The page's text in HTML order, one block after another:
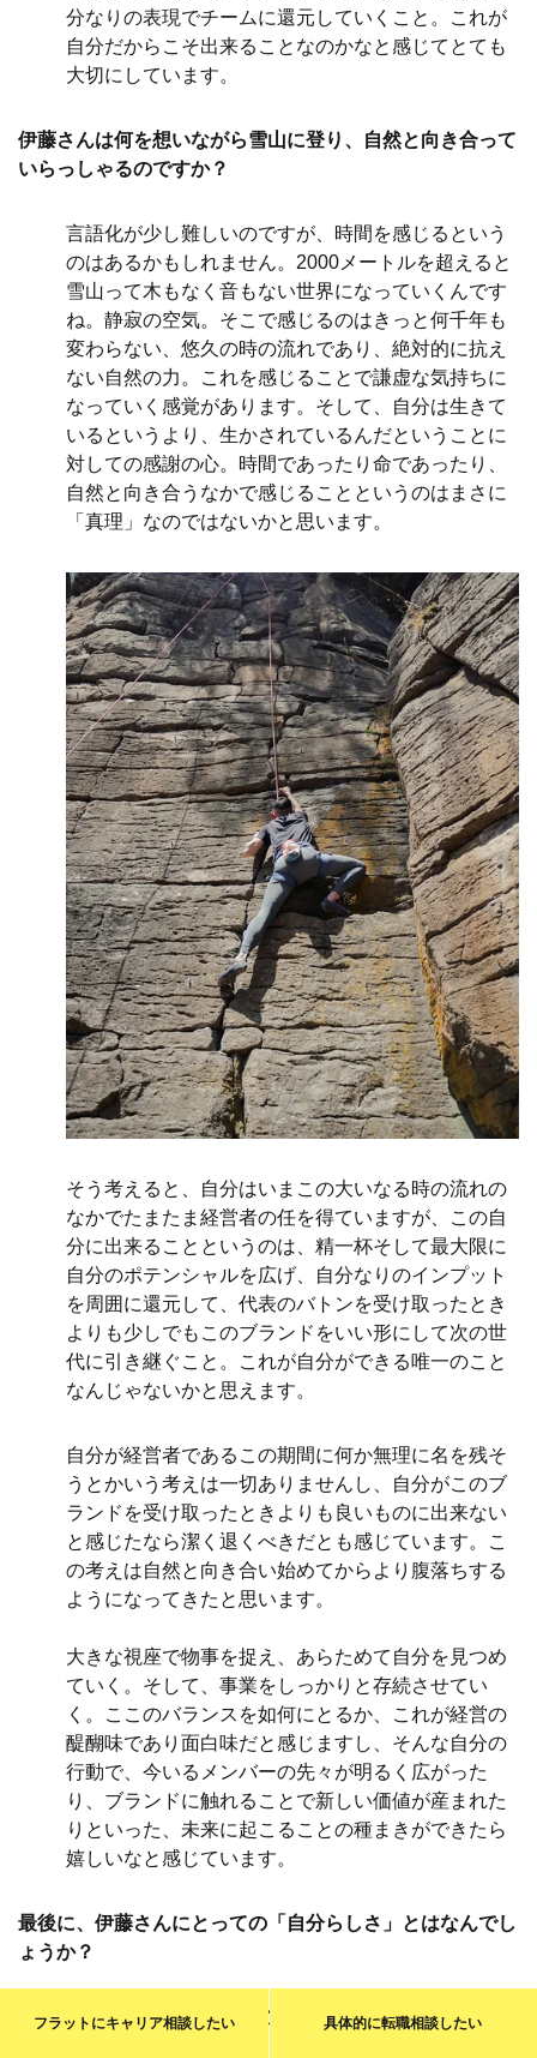
フラットにキャリア相談したい 具体的に転職相談したい
分なりの表現でチームに還元していくこと。これが
自分だからこそ出来ることなのかなと感じてとても
大切にしています。
伊藤さんは何を想いながら雪山に登り、自然と向き合って
いらっしゃるのですか？
言語化が少し難しいのですが、時間を感じるという
のはあるかもしれません。2000メートルを超えると
雪山って木もなく音もない世界になっていくんです
ね。静寂の空気。そこで感じるのはきっと何千年も
変わらない、悠久の時の流れであり、絶対的に抗え
ない自然の力。これを感じることで謙虚な気持ちに
なっていく感覚があります。そして、自分は生きて
いるというより、生かされているんだということに
対しての感謝の心。時間であったり命であったり、
自然と向き合うなかで感じることというのはまさに
「真理」なのではないかと思います。
そう考えると、自分はいまこの大いなる時の流れの
なかでたまたま経営者の任を得ていますが、この自
分に出来ることというのは、精一杯そして最大限に
自分のポテンシャルを広げ、自分なりのインプット
を周囲に還元して、代表のバトンを受け取ったとき
よりも少しでもこのブランドをいい形にして次の世
代に引き継ぐこと。これが自分ができる唯一のこと
なんじゃないかと思えます。
自分が経営者であるこの期間に何か無理に名を残そ
うとかいう考えは一切ありませんし、自分がこのブ
ランドを受け取ったときよりも良いものに出来ない
と感じたなら潔く退くべきだとも感じています。こ
の考えは自然と向き合い始めてからより腹落ちする
ようになってきたと思います。
大きな視座で物事を捉え、あらためて自分を見つめ
ていく。そして、事業をしっかりと存続させてい
く。ここのバランスを如何にとるか、これが経営の
醍醐味であり面白味だと感じますし、そんな自分の
行動で、今いるメンバーの先々が明るく広がった
り、ブランドに触れることで新しい価値が産まれた
りといった、未来に起こることの種まきができたら
嬉しいなと感じています。
最後に、伊藤さんにとっての「自分らしさ」とはなんでし
ょうか？
直感に従う勇気をもてている状態、でしょうか。直